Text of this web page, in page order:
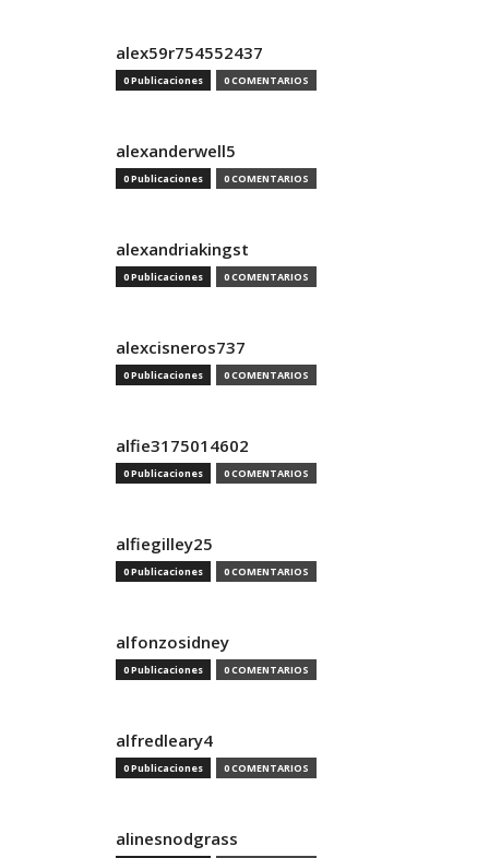
alex59r754552437
0 Publicaciones 0 COMENTARIOS
alexanderwell5
0 Publicaciones 0 COMENTARIOS
alexandriakingst
0 Publicaciones 0 COMENTARIOS
alexcisneros737
0 Publicaciones 0 COMENTARIOS
alfie3175014602
0 Publicaciones 0 COMENTARIOS
alfiegilley25
0 Publicaciones 0 COMENTARIOS
alfonzosidney
0 Publicaciones 0 COMENTARIOS
alfredleary4
0 Publicaciones 0 COMENTARIOS
alinesnodgrass